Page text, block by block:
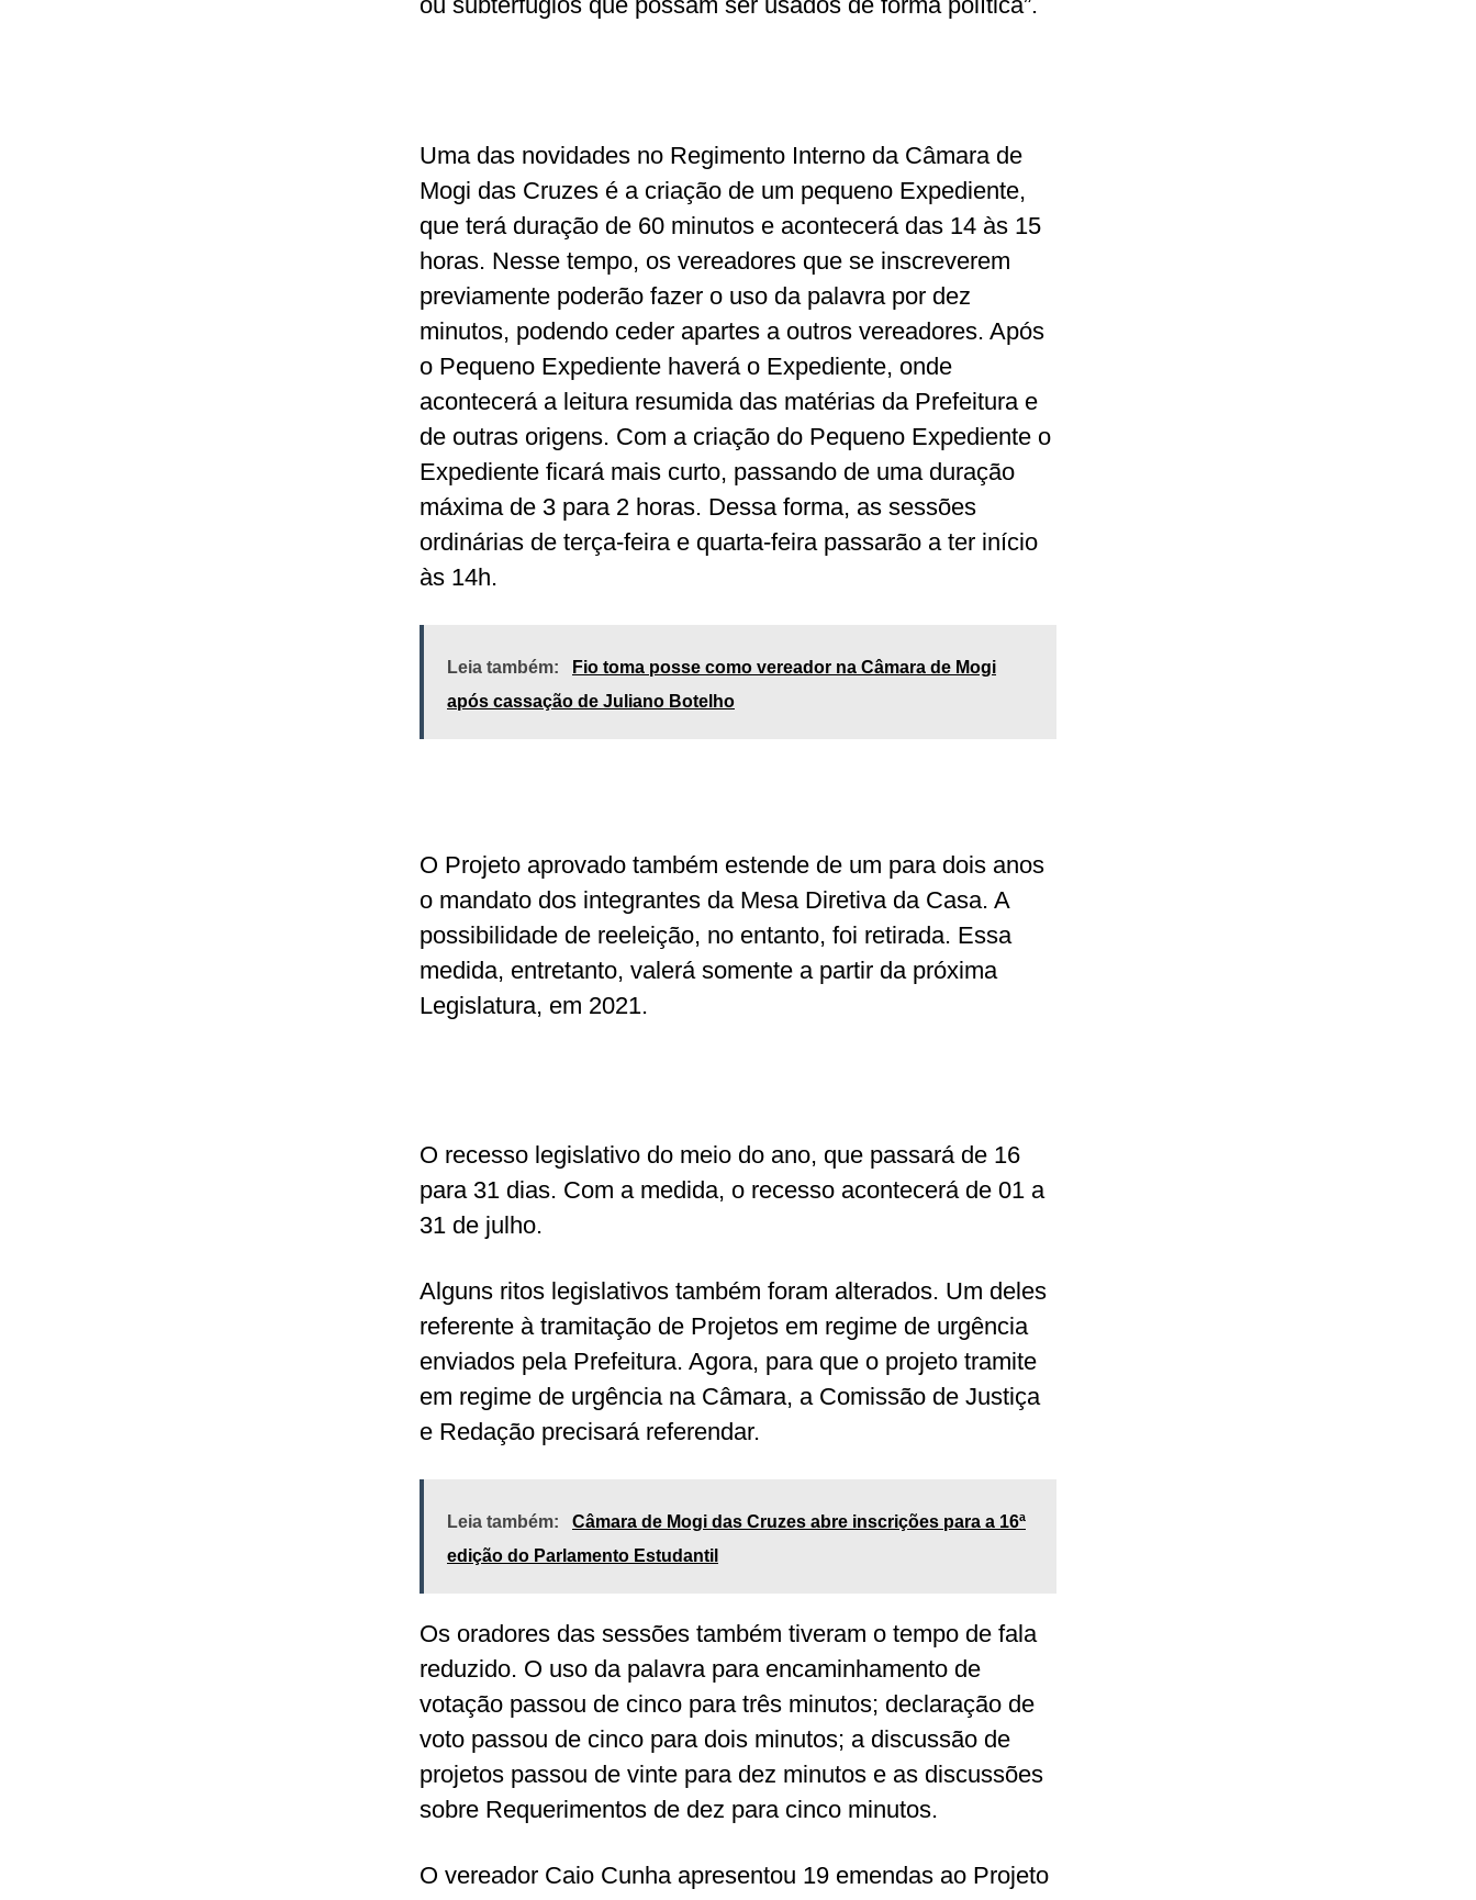
Uma das novidades no Regimento Interno da Câmara de
Mogi das Cruzes é a criação de um pequeno Expediente,
que terá duração de 60 minutos e acontecerá das 14 às 15
horas. Nesse tempo, os vereadores que se inscreverem
previamente poderão fazer o uso da palavra por dez
minutos, podendo ceder apartes a outros vereadores. Após
o Pequeno Expediente haverá o Expediente, onde
acontecerá a leitura resumida das matérias da Prefeitura e
de outras origens. Com a criação do Pequeno Expediente o
Expediente ficará mais curto, passando de uma duração
máxima de 3 para 2 horas. Dessa forma, as sessões
ordinárias de terça-feira e quarta-feira passarão a ter início
às 14h.
Leia também:
Fio toma posse como vereador na Câmara de Mogi
após cassação de Juliano Botelho
O Projeto aprovado também estende de um para dois anos
o mandato dos integrantes da Mesa Diretiva da Casa. A
possibilidade de reeleição, no entanto, foi retirada. Essa
medida, entretanto, valerá somente a partir da próxima
Legislatura, em 2021.
O recesso legislativo do meio do ano, que passará de 16
para 31 dias. Com a medida, o recesso acontecerá de 01 a
31 de julho.
Alguns ritos legislativos também foram alterados. Um deles
referente à tramitação de Projetos em regime de urgência
enviados pela Prefeitura. Agora, para que o projeto tramite
em regime de urgência na Câmara, a Comissão de Justiça
e Redação precisará referendar.
Leia também:
Câmara de Mogi das Cruzes abre inscrições para a 16ª
edição do Parlamento Estudantil
Os oradores das sessões também tiveram o tempo de fala
reduzido. O uso da palavra para encaminhamento de
votação passou de cinco para três minutos; declaração de
voto passou de cinco para dois minutos; a discussão de
projetos passou de vinte para dez minutos e as discussões
sobre Requerimentos de dez para cinco minutos.
O vereador Caio Cunha apresentou 19 emendas ao Projeto